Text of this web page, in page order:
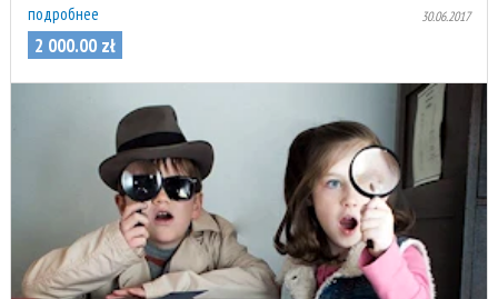
подробнее 30.06.2017
2 000.00 zł